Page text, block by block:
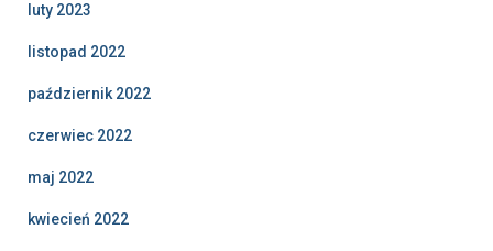
luty 2023
listopad 2022
październik 2022
czerwiec 2022
maj 2022
kwiecień 2022